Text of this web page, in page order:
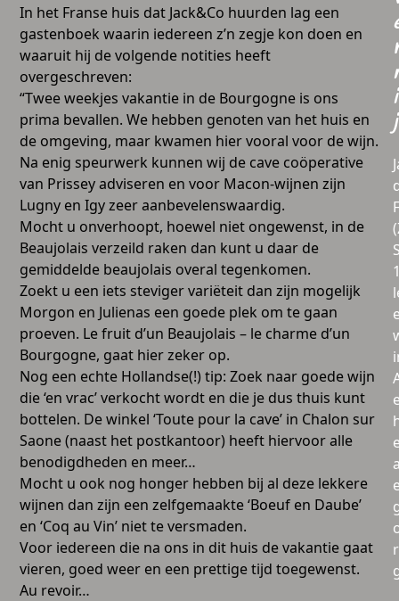
In het Franse huis dat Jack&Co huurden lag een
gastenboek waarin iedereen z’n zegje kon doen en
waaruit hij de volgende notities heeft
overgeschreven:
“Twee weekjes vakantie in de Bourgogne is ons
prima bevallen. We hebben genoten van het huis en
de omgeving, maar kwamen hier vooral voor de wijn.
Na enig speurwerk kunnen wij de cave coöperative
van Prissey adviseren en voor Macon-wijnen zijn
Lugny en Igy zeer aanbevelenswaardig.
Mocht u onverhoopt, hoewel niet ongewenst, in de
Beaujolais verzeild raken dan kunt u daar de
gemiddelde beaujolais overal tegenkomen.
Zoekt u een iets steviger variëteit dan zijn mogelijk
Morgon en Julienas een goede plek om te gaan
proeven. Le fruit d’un Beaujolais – le charme d’un
Bourgogne, gaat hier zeker op.
Nog een echte Hollandse(!) tip: Zoek naar goede wijn
die ‘en vrac’ verkocht wordt en die je dus thuis kunt
bottelen. De winkel ‘Toute pour la cave’ in Chalon sur
Saone (naast het postkantoor) heeft hiervoor alle
benodigdheden en meer…
Mocht u ook nog honger hebben bij al deze lekkere
wijnen dan zijn een zelfgemaakte ‘Boeuf en Daube’
en ‘Coq au Vin’ niet te versmaden.
Voor iedereen die na ons in dit huis de vakantie gaat
vieren, goed weer en een prettige tijd toegewenst.
Au revoir…
i
j